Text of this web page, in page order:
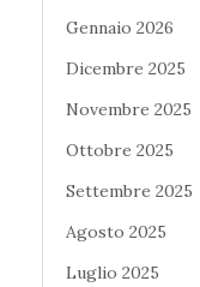
Gennaio 2026
Dicembre 2025
Novembre 2025
Ottobre 2025
Settembre 2025
Agosto 2025
Luglio 2025